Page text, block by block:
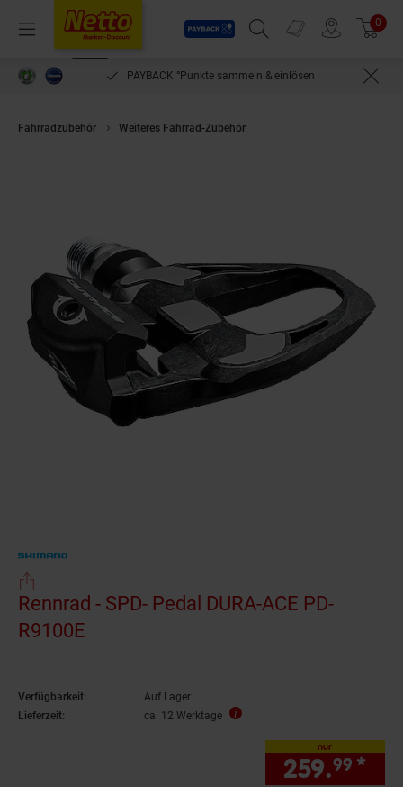
Menü
Payback
Suchfeld einblenden
Prospekte 0
PAYBACK °Punkte sammeln & einlösen
Fahrradzubehör Weiteres Fahrrad-Zubehör
Rennrad - SPD- Pedal DURA-ACE PD-
R9100E
Verfügbarkeit:
Auf Lager
Lieferzeit:
ca. 12 Werktage
nur
259.99 *